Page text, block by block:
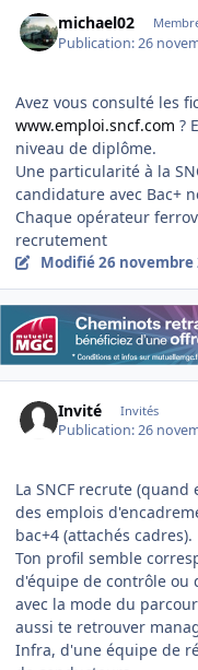
michael02
Publication:26
Avez vous consulté les
www.emploi.sncf.com ?
niveau de diplôme.
Une particularité à la
candidature avec Bac+
Chaque opérateur
recrutement
Modifié26 novembre
Invité Invités
Publication:26
La SNCF recrute
des emplois
bac+4 (attachés cadres).
Ton profil semble
d'équipe de contrôle ou
avec la mode du
aussi te retrouver
Infra, d'une équipe de